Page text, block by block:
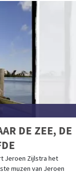
DE ZEE, DE
Jeroen Zijlstra het
muzen van Jeroen